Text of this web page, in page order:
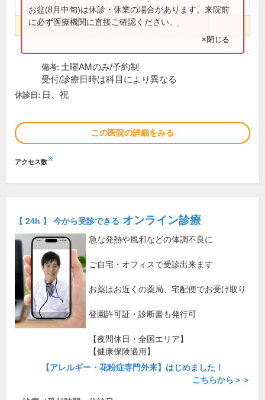
8:30～12:30 ● ● ● ● ●
14:00～17:30 ● ● ● ●
お盆(8月中旬)は休診・休業の場合があります。来院前
に必ず医療機関に直接ご確認ください。
×閉じる
備考: 土曜AMのみ/予約制
受付/診療日時は科目により異なる
休診日: 日、祝
この医院の詳細をみる
アクセス数※
【 24h 】 今から受診できる オンライン診療
急な発熱や風邪などの体調不良に
ご自宅・オフィスで受診出来ます
お薬はお近くの薬局、宅配便でお受け取り
登園許可証・診断書も発行可
【夜間休日・全国エリア】
【健康保険適用】
【アレルギー・花粉症専門外来】はじめました！
こちらから＞＞